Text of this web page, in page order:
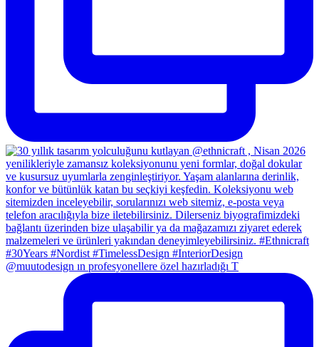
@muutodesign ın profesyonellere özel hazırladığı T